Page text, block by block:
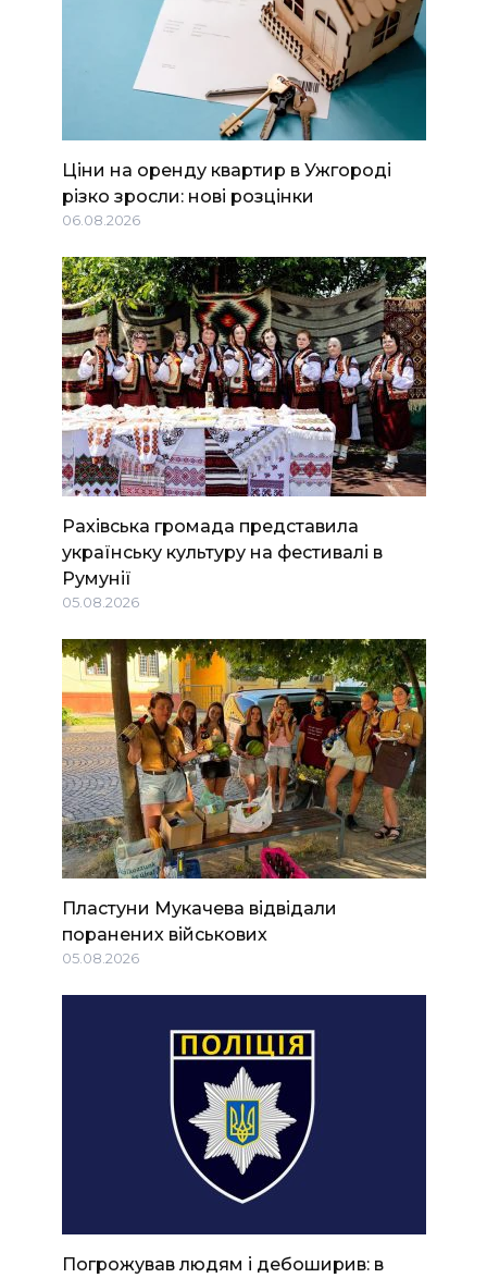
Ціни на оренду квартир в Ужгороді
різко зросли: нові розцінки
06.08.2026
Рахівська громада представила
українську культуру на фестивалі в
Румунії
05.08.2026
Пластуни Мукачева відвідали
поранених військових
05.08.2026
Погрожував людям і дебоширив: в